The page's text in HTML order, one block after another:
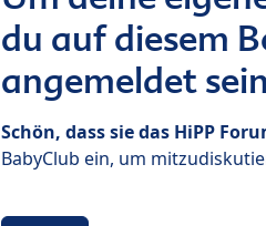
du auf diesem
angemeldet
Schön, dass sie das HiPP
BabyClub ein, um